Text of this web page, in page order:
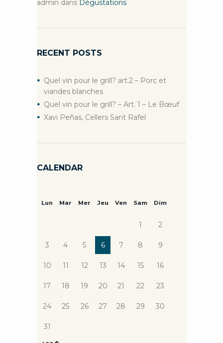
admin dans Dégustations
RECENT POSTS
Quel vin pour le grill? art.2 – Porc et
viandes blanches
Quel vin pour le grill? – Art. 1 – Le Bœuf
Xavi Peñas, Cellers Sant Rafel
CALENDAR
Lun Mar Mer Jeu Ven Sam Dim
1 2
3 4 5 6 7 8 9
10 11 12 13 14 15 16
17 18 19 20 21 22 23
24 25 26 27 28 29 30
31